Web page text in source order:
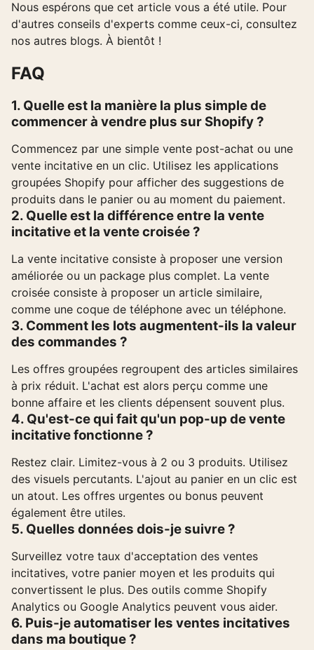
Nous espérons que cet article vous a été utile. Pour
d'autres conseils d'experts comme ceux-ci, consultez
nos autres blogs. À bientôt !
FAQ
1. Quelle est la manière la plus simple de
commencer à vendre plus sur Shopify ?
Commencez par une simple vente post-achat ou une
vente incitative en un clic. Utilisez les applications
groupées Shopify pour afficher des suggestions de
produits dans le panier ou au moment du paiement.
2. Quelle est la différence entre la vente
incitative et la vente croisée ?
La vente incitative consiste à proposer une version
améliorée ou un package plus complet. La vente
croisée consiste à proposer un article similaire,
comme une coque de téléphone avec un téléphone.
3. Comment les lots augmentent-ils la valeur
des commandes ?
Les offres groupées regroupent des articles similaires
à prix réduit. L'achat est alors perçu comme une
bonne affaire et les clients dépensent souvent plus.
4. Qu'est-ce qui fait qu'un pop-up de vente
incitative fonctionne ?
Restez clair. Limitez-vous à 2 ou 3 produits. Utilisez
des visuels percutants. L'ajout au panier en un clic est
un atout. Les offres urgentes ou bonus peuvent
également être utiles.
5. Quelles données dois-je suivre ?
Surveillez votre taux d'acceptation des ventes
incitatives, votre panier moyen et les produits qui
convertissent le plus. Des outils comme Shopify
Analytics ou Google Analytics peuvent vous aider.
6. Puis-je automatiser les ventes incitatives
dans ma boutique ?